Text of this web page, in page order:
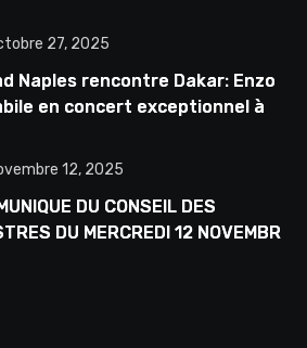
27, 2025
Naples rencontre Dakar: Enzo
en concert exceptionnel à
12, 2025
DU CONSEIL DES
DU MERCREDI 12 NOVEMBRE